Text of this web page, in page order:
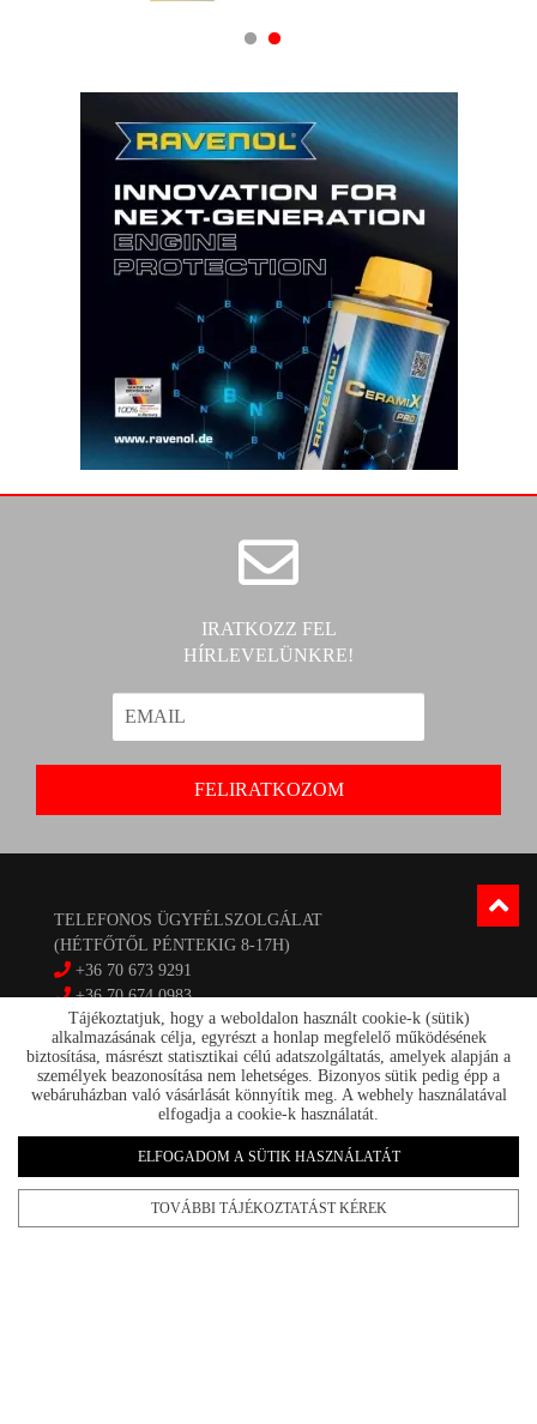
IRATKOZZ FEL
HÍRLEVELÜNKRE!
TELEFONOS ÜGYFÉLSZOLGÁLAT
(HÉTFŐTŐL PÉNTEKIG 8-17H)
+36 70 673 9291
+36 70 674 0983
nyirlubkft@gmail.com
NYÍR-LUB KFT.:
2142 Nagytarcsa Felső Ipari krt. 3
Hétfőtől – Péntekig, 8.00 – 17.00-ig (ebédidő 12.00-12.30
Tájékoztatjuk, hogy a weboldalon használt cookie-k (sütik)
alkalmazásának célja, egyrészt a honlap megfelelő működésének
biztosítása, másrészt statisztikai célú adatszolgáltatás, amelyek alapján a
személyek beazonosítása nem lehetséges. Bizonyos sütik pedig épp a
webáruházban való vásárlását könnyítik meg. A webhely használatával
elfogadja a cookie-k használatát.
ELFOGADOM A SÜTIK HASZNÁLATÁT
TOVÁBBI TÁJÉKOZTATÁST KÉREK